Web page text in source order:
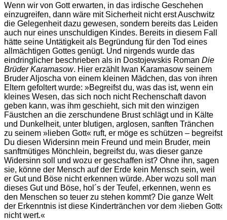
Wenn wir von Gott erwarten, in das irdische Geschehen
einzugreifen, dann wäre mit Sicherheit nicht erst Auschwitz
die Gelegenheit dazu gewesen, sondern bereits das Leiden
auch nur eines unschuldigen Kindes. Bereits in diesem Fall
hätte seine Untätigkeit als Begründung für den Tod eines
allmächtigen Gottes genügt. Und nirgends wurde das
eindringlicher beschrieben als in Dostojewskis Roman Die
Brüder Karamasow. Hier erzählt Iwan Karamasow seinem
Bruder Aljoscha von einem kleinen Mädchen, das von ihren
Eltern gefoltert wurde: »Begreifst du, was das ist, wenn ein
kleines Wesen, das sich noch nicht Rechenschaft davon
geben kann, was ihm geschieht, sich mit den winzigen
Fäustchen an die zerschundene Brust schlägt und in Kälte
und Dunkelheit, unter blutigen, arglosen, sanften Tränchen
zu seinem »lieben Gott« ruft, er möge es schützen – begreifst
Du diesen Widersinn mein Freund und mein Bruder, mein
sanftmütiges Mönchlein, begreifst du, was dieser ganze
Widersinn soll und wozu er geschaffen ist? Ohne ihn, sagen
sie, könne der Mensch auf der Erde kein Mensch sein, weil
er Gut und Böse nicht erkennen würde. Aber wozu soll man
dieses Gut und Böse, hol´s der Teufel, erkennen, wenn es
den Menschen so teuer zu stehen kommt? Die ganze Welt
der Erkenntnis ist diese Kindertränchen vor dem ›lieben Gott‹
nicht wert.«